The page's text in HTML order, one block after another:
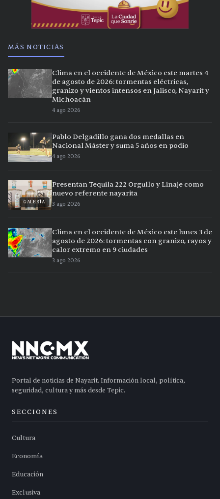
MÁS NOTICIAS
Clima en el occidente de México este martes 4
de agosto de 2026: tormentas eléctricas,
granizo y vientos intensos en Jalisco, Nayarit y
Michoacán
4 ago 2026
Pablo Delgadillo gana dos medallas en
Nacional Máster y suma 5 años en podio
4 ago 2026
GALERÍA
Presentan Tequila 222 Orgullo y Linaje como
nuevo referente nayarita
3 ago 2026
Clima en el occidente de México este lunes 3 de
agosto de 2026: tormentas con granizo, rayos y
calor extremo en 9 ciudades
3 ago 2026
Portal de noticias de Nayarit. Información local, política,
seguridad, cultura y más desde Tepic.
SECCIONES
Cultura
Economía
Educación
Exclusiva